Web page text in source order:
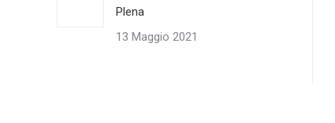
Plena
13 Maggio 2021